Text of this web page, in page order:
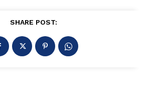
SHARE POST: